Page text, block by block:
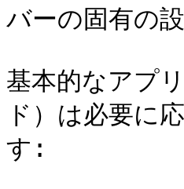
バーの固有の
基本的なアプ
ド）は必要に
す: